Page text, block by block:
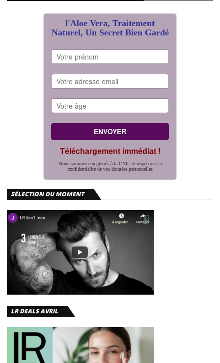
l'Aloe Vera, Traitement
Naturel, Un Secret Bien Gardé
Téléchargement immédiat !
Nous sommes enregistrés à la CNIL et respectons la
confidentialité de vos données personnelles
SÉLECTION DU MOMENT
LR DEALS AVRIL